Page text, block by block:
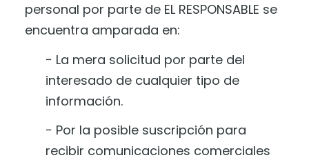
personal por parte de EL RESPONSABLE se
encuentra amparada en:
− La mera solicitud por parte del
interesado de cualquier tipo de
información.
− Por la posible suscripción para
recibir comunicaciones comerciales